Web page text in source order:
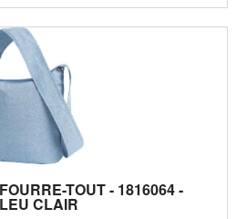
TOUT - 1816064 -
CLAIR